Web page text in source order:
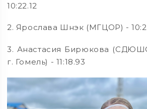
10:22.12
2. Ярослава Шнэк (МГЦОР) -
3. Анастасия Бирюкова
г. Гомель) - 11:18.93